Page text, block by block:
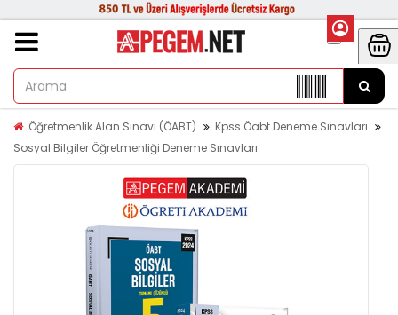
Öğretmenlik Alan Sınavı (ÖABT)
Kpss Öabt Deneme Sınavları
Sosyal Bilgiler Öğretmenliği Deneme Sınavları